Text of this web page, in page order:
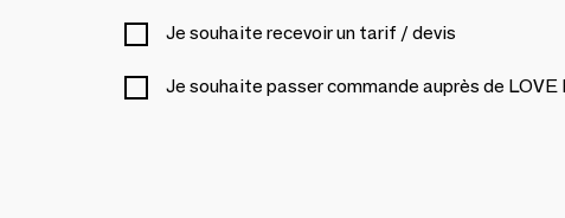
Je souhaite recevoir un tarif / devis
Je souhaite passer commande auprès de LOVE